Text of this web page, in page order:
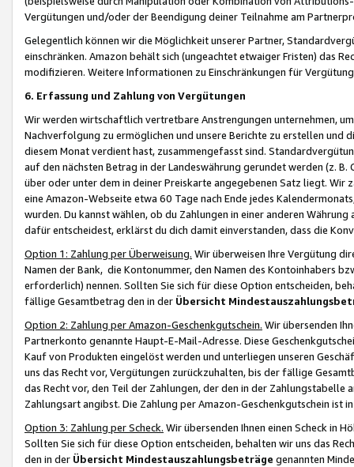
Vergütungen und/oder der Beendigung deiner Teilnahme am
Gelegentlich können wir die Möglichkeit unserer Partner,
einschränken. Amazon behält sich (ungeachtet etwaiger Fristen) das
modifizieren. Weitere Informationen zu Einschränkungen für
6. Erfassung und Zahlung von Vergütungen
Wir werden wirtschaftlich vertretbare Anstrengungen unternehmen,
Nachverfolgung zu ermöglichen und unsere Berichte zu erstellen und
diesem Monat verdient hast, zusammengefasst sind.
auf den nächsten Betrag in der Landeswährung gerundet werden (z.
über oder unter dem in deiner Preiskarte angegebenen Satz liegt.
eine Amazon-Webseite etwa 60 Tage nach Ende jedes
wurden. Du kannst wählen, ob du Zahlungen in einer anderen
dafür entscheidest, erklärst du dich damit einverstanden, dass die
Option 1: Zahlung per Überweisung. Wir überweisen Ihre Vergütung
Namen der Bank, die Kontonummer, den Namen des Kontoinhabers
erforderlich) nennen. Sollten Sie sich für diese Option entscheiden,
fällige Gesamtbetrag den in der Übersicht
Option 2: Zahlung per Amazon-Geschenkgutschein. Wir übersenden
Partnerkonto genannte Haupt-E-Mail-Adresse. Diese
Kauf von Produkten eingelöst werden und unterliegen unseren
uns das Recht vor, Vergütungen zurückzuhalten, bis der fällige
das Recht vor, den Teil der Zahlungen, der den in der
Zahlungsart angibst. Die Zahlung per Amazon-Geschenkgutschein ist
Option 3: Zahlung per Scheck. Wir übersenden Ihnen einen Scheck in
Sollten Sie sich für diese Option entscheiden, behalten wir uns das
den in der Übersicht Mindestauszahlungsbeträge genannten